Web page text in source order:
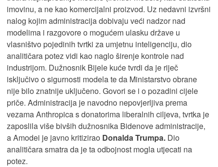
imovinu, a ne kao komercijalni proizvod. Uz nedavni izvršni
nalog kojim administracija dobivaju veći nadzor nad
modelima i razgovore o mogućem ulasku države u
vlasništvo pojedinih tvrtki za umjetnu inteligenciju, dio
analitičara potez vidi kao naglo širenje kontrole nad
industrijom. Dužnosnik Bijele kuće tvrdi da je riječ
isključivo o sigurnosti modela te da Ministarstvo obrane
nije bilo znatnije uključeno. Govori se i o pozadini cijele
priče. Administracija je navodno nepovjerljiva prema
vezama Anthropica s donatorima liberalnih ciljeva, tvrtka je
zaposlila više bivših dužnosnika Bidenove administracije,
a Amodei je javno kritizirao Donalda Trumpa. Dio
analitičara smatra da je ta odbojnost mogla utjecati na
potez.